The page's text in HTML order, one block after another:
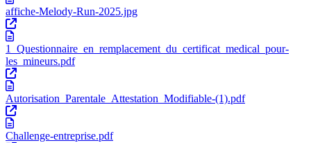
affiche-Melody-Run-2025.jpg
1_Questionnaire_en_remplacement_du_certificat_medical_pour-
les_mineurs.pdf
Autorisation_Parentale_Attestation_Modifiable-(1).pdf
Challenge-entreprise.pdf